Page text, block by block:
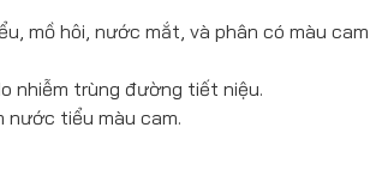
mồ hôi, nước mắt, và phân có màu cam
nhiễm trùng đường tiết niệu.
nước tiểu màu cam.